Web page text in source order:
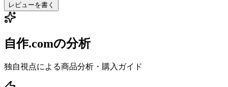
レビューを書く
自作.comの分析
独自視点による商品分析・購入ガイド